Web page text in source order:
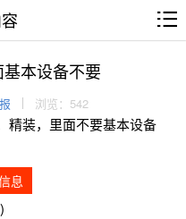
本设备不要
浏览：542
精装，里面不要基本设备
息
)